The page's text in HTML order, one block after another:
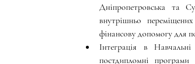
Дніпропетровська та
внутрішньо
фінансову допомогу для
Інтеграція в
постдипломні